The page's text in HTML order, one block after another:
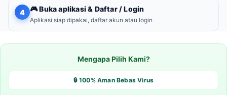
4 🎮 Buka aplikasi & Daftar / Login
Aplikasi siap dipakai, daftar akun atau login
Mengapa Pilih Kami?
🔒 100% Aman Bebas Virus